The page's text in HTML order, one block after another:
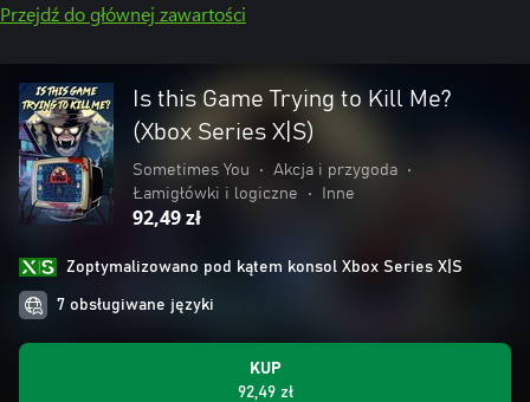
Przejdź do głównej zawartości
Is this Game Trying to Kill Me?
(Xbox Series X|S)
Sometimes You • Akcja i przygoda
•
Łamigłówki i logiczne
• Inne
92,49 zł
Zoptymalizowano pod kątem konsol Xbox Series X|S
7 obsługiwane języki
KUP
92,49 zł